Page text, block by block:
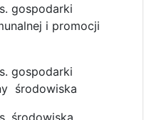
gospodarki
i promocji
gospodarki
środowiska